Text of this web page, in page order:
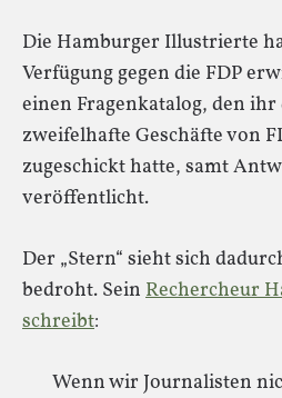
Die Hamburger Illustrierte
Verfügung gegen die FDP
einen Fragenkatalog, den ihr
zweifelhafte Geschäfte von
zugeschickt hatte, samt
veröffentlicht.
Der „Stern“ sieht sich
bedroht. Sein Rechercheur
schreibt:
Wenn wir Journalisten